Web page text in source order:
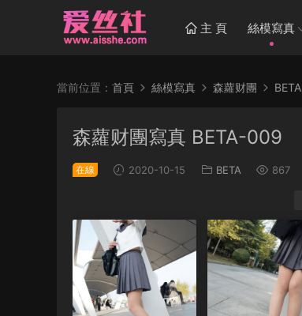
主 頁 絲模寫真
當前位置： 首頁 絲模寫真 森蘿财團 BETA
森蘿财團寫真 BETA-009
在線 2020-10-15 BETA 867